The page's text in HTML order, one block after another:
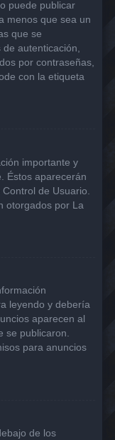
puede publicar
menos que sea un
que se
autenticación,
por contraseñas,
con la etiqueta
importante y
Éstos aparecerán
de Usuario.
otorgados por La
leyendo y debería
aparecen al
se publicaron.
para anuncios
de los